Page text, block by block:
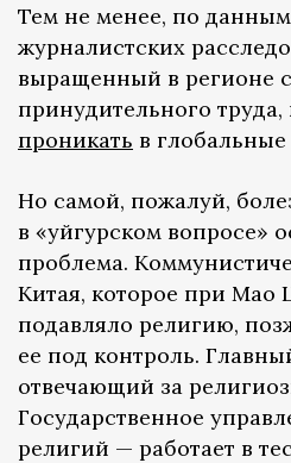
Тем не менее, по
журналистских
выращенный в регионе
принудительного
проникать в
Но самой, пожалуй,
в «уйгурском вопросе»
проблема.
Китая, которое при Мао
подавляло религию,
ее под контроль.
отвечающий за
Государственное
религий — работает в